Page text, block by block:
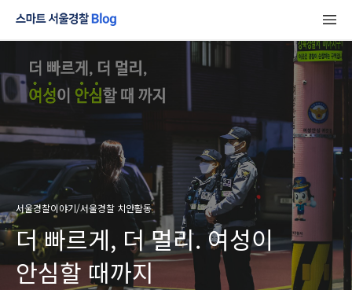
서울경찰이야기/서울경찰 치안활동
더 빠르게, 더 멀리. 여성이
안심할 때까지